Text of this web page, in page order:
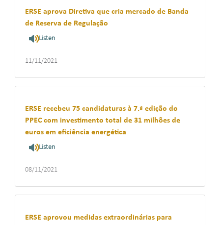
ERSE aprova Diretiva que cria mercado de Banda
de Reserva de Regulação
Listen
11/11/2021
ERSE recebeu 75 candidaturas à 7.ª edição do
PPEC com investimento total de 31 milhões de
euros em eficiência energética
Listen
08/11/2021
ERSE aprovou medidas extraordinárias para